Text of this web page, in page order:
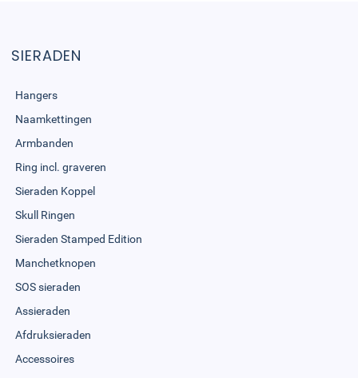
SIERADEN
Hangers
Naamkettingen
Armbanden
Ring incl. graveren
Sieraden Koppel
Skull Ringen
Sieraden Stamped Edition
Manchetknopen
SOS sieraden
Assieraden
Afdruksieraden
Accessoires